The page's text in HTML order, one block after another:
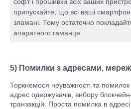
припускайте, що всі ваші
зламані. Тому остаточно
апаратного гаманця.
5) Помилки з адресами,
Торкнемося неуважності та
адрес одержувачів, вибору
транзакцій. Проста помилка в